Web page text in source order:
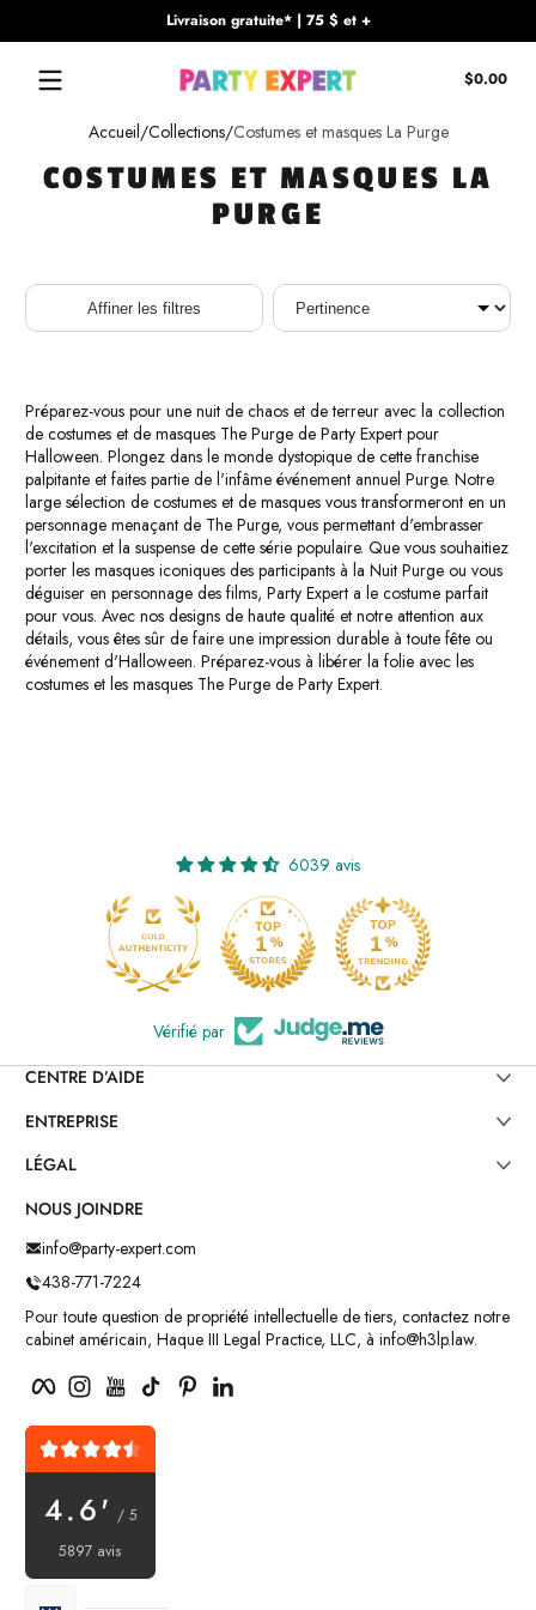
Livraison gratuite* | 75 $ et +
$0.00
Accueil Collections Costumes et masques La Purge
COSTUMES ET MASQUES LA
PURGE
Affiner les filtres
Trier
Préparez-vous pour une nuit de chaos et de terreur avec la collection
de costumes et de masques The Purge de Party Expert pour
Halloween. Plongez dans le monde dystopique de cette franchise
palpitante et faites partie de l'infâme événement annuel Purge. Notre
large sélection de costumes et de masques vous transformeront en un
personnage menaçant de The Purge, vous permettant d'embrasser
l'excitation et la suspense de cette série populaire. Que vous souhaitiez
porter les masques iconiques des participants à la Nuit Purge ou vous
déguiser en personnage des films, Party Expert a le costume parfait
pour vous. Avec nos designs de haute qualité et notre attention aux
détails, vous êtes sûr de faire une impression durable à toute fête ou
événement d'Halloween. Préparez-vous à libérer la folie avec les
costumes et les masques The Purge de Party Expert.
6039 avis
Vérifié par
CENTRE D’AIDE
ENTREPRISE
LÉGAL
NOUS JOINDRE
info@party-expert.com
438-771-7224
Pour toute question de propriété intellectuelle de tiers, contactez notre
cabinet américain, Haque III Legal Practice, LLC, à info@h3lp.law.
FacebookInstagramYouTubeTikTok Pinterest
4.6' / 5
5897 avis